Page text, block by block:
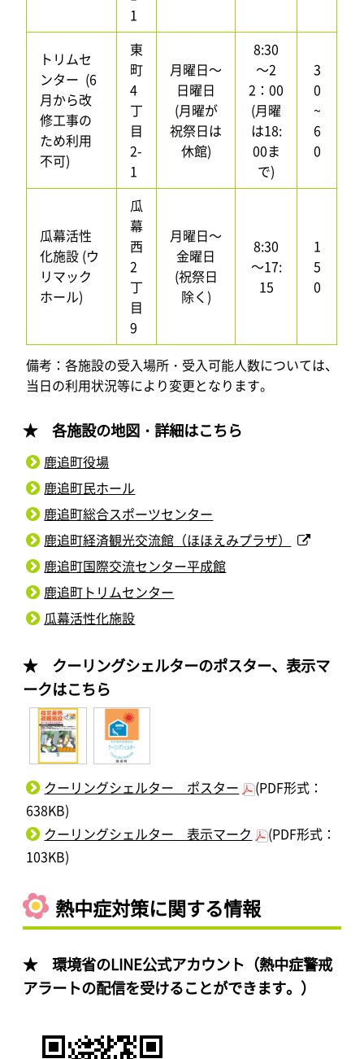
1
トリムセ
ンター (6
月から改
修工事の
ため利用
不可)
東
町
4
丁
目
2-
1
月曜日～
日曜日
(月曜が
祝祭日は
休館)
8:30
～2
2：00
(月曜
は18:
00ま
で)
3
0
~
6
0
瓜幕活性
化施設 (ウ
リマック
ホール)
瓜
幕
西
2
丁
目
9
月曜日～
金曜日
(祝祭日
除く)
8:30
～17:
15
1
5
0
備考：各施設の受入場所・受入可能人数については、
当日の利用状況等により変更となります。
★ 各施設の地図・詳細はこちら
鹿追町役場
鹿追町民ホール
鹿追町総合スポーツセンター
鹿追町経済観光交流館（ほほえみプラザ）
鹿追町国際交流センター平成館
鹿追町トリムセンター
瓜幕活性化施設
★ クーリングシェルターのポスター、表示マ
ークはこちら
クーリングシェルター ポスター
(PDF形式：
638KB)
クーリングシェルター 表示マーク
(PDF形式：
103KB)
熱中症対策に関する情報
★ 環境省のLINE公式アカウント（熱中症警戒
アラートの配信を受けることができます。）